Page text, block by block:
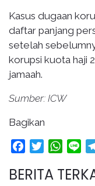
Kasus dugaan
daftar panjang
setelah
korupsi kuota haji
jamaah.
Sumber: ICW
Bagikan
FacebookTwitter
BERITA